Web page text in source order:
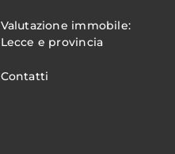
Valutazione immobile:
Lecce e provincia
Contatti